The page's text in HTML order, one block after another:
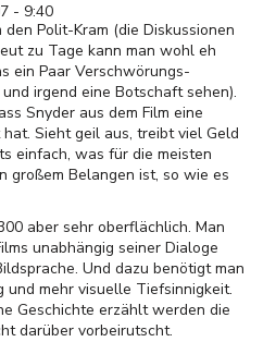
- 9:40
Polit-Kram (die Diskussionen
zu Tage kann man wohl eh
ein Paar Verschwörungs-
irgend eine Botschaft sehen).
Snyder aus dem Film eine
Sieht geil aus, treibt viel Geld
einfach, was für die meisten
großem Belangen ist, so wie es
aber sehr oberflächlich. Man
unabhängig seiner Dialoge
Und dazu benötigt man
mehr visuelle Tiefsinnigkeit.
Geschichte erzählt werden die
darüber vorbeirutscht.